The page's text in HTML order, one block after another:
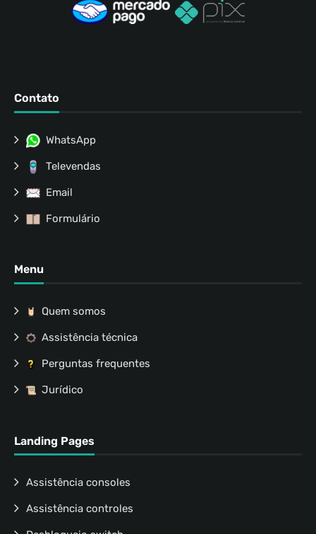
Contato
WhatsApp
Televendas
Email
Formulário
Menu
Quem somos
Assistência técnica
Perguntas frequentes
Jurídico
Landing Pages
Assistência consoles
Assistência controles